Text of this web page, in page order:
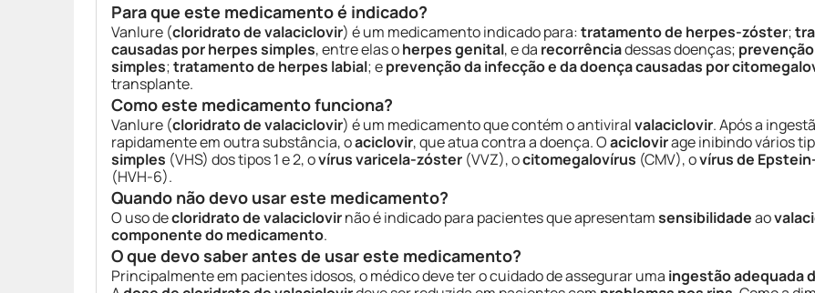
Para que este medicamento é indicado?
Vanlure (cloridrato de valaciclovir) é um medicamento indicado para:tratamento de herpes-zóster;
causadas por herpes simples, entre elas oherpes genital, e da recorrênciadessas doenças; prevenção
simples;tratamento de herpes labial; eprevenção da infecção e da doença causadas por
transplante.
Como este medicamento funciona?
Vanlure (cloridrato de valaciclovir) é um medicamento que contém o antiviralvalaciclovir. Após a
rapidamente em outra substância, oaciclovir, que atua contra a doença. Oaciclovirage inibindo vários
simples (VHS) dos tipos 1 e 2, ovírus varicela-zóster (VVZ), ocitomegalovírus (CMV), ovírus de
(HVH-6).
Quando não devo usar este medicamento?
O uso decloridrato de valaciclovirnão é indicado para pacientes que apresentamsensibilidadeao
componente do medicamento.
O que devo saber antes de usar este medicamento?
Principalmente em pacientes idosos, o médico deve ter o cuidado de assegurar uma ingestão adequada